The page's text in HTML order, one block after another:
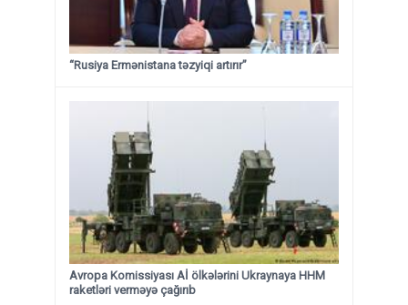
“Rusiya Ermənistana təzyiqi artırır”
Avropa Komissiyası Aİ ölkələrini Ukraynaya HHM
raketləri verməyə çağırıb